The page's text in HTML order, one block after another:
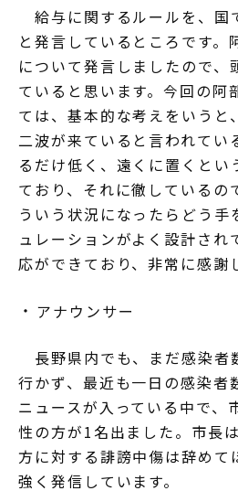
給与に関するルールを、国
と発言しているところです。
について発言しましたので、
ていると思います。今回の阿
ては、基本的な考えをいうと
二波が来ていると言われてい
るだけ低く、遠くに置くとい
ており、それに徹しているの
ういう状況になったらどう手
ュレーションがよく設計され
応ができており、非常に感謝
アナウンサー
長野県内でも、まだ感染者
行かず、最近も一日の感染者
ニュースが入っている中で、
性の方が1名出ました。市長
方に対する誹謗中傷は辞めて
強く発信しています。